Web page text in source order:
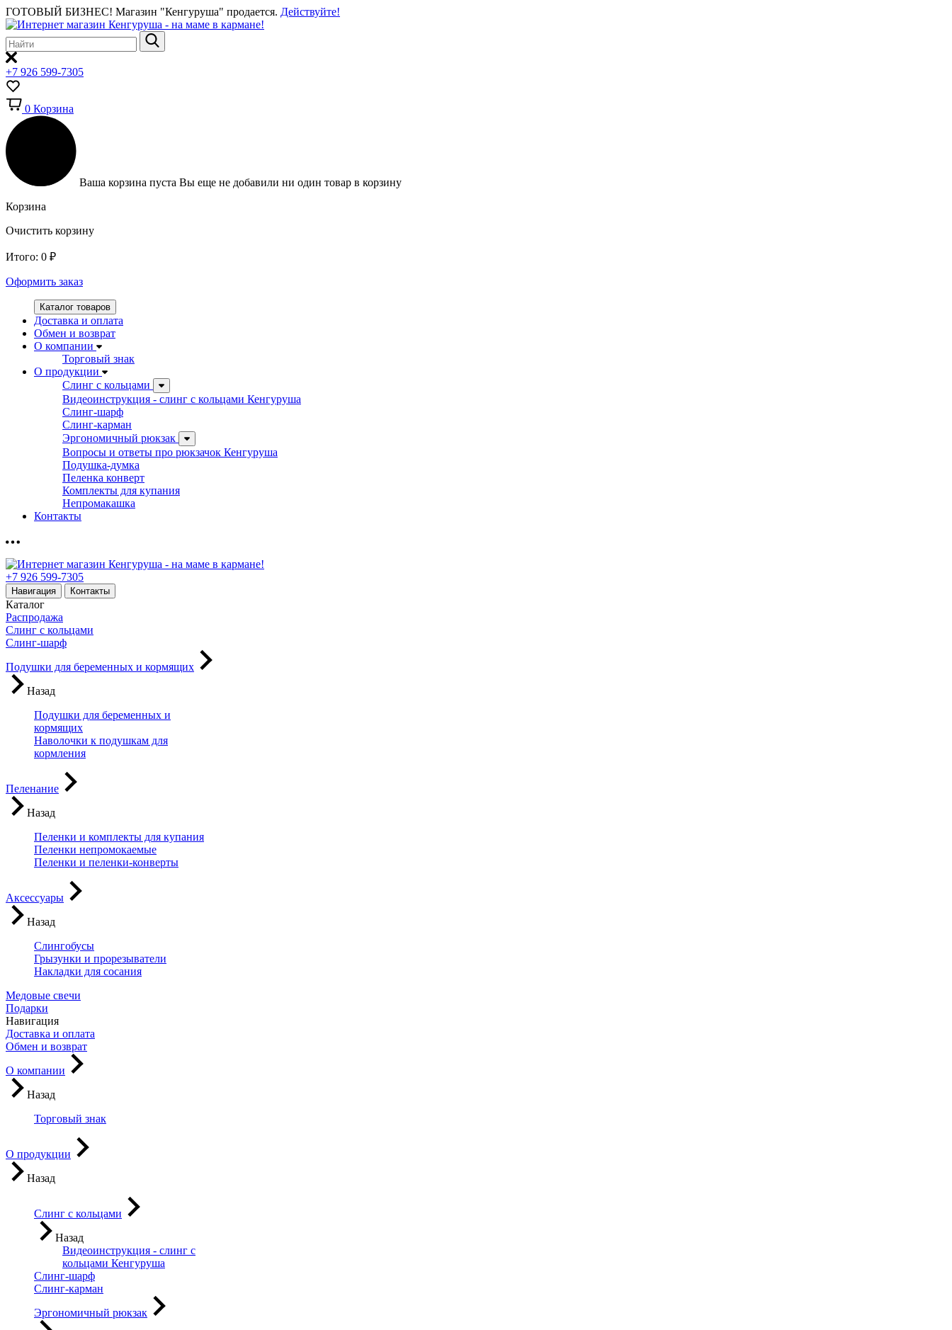
ГОТОВЫЙ БИЗНЕС! Магазин "Кенгуруша" продается. Действуйте!
+7 926 599-7305
0 Корзина
Ваша корзина пуста Вы еще не добавили ни один товар в корзину
Корзина
Очистить корзину
Итого: 0 ₽
Оформить заказ
Каталог товаров
Доставка и оплата
Обмен и возврат
О компании
Торговый знак
О продукции
Слинг с кольцами
Видеоинструкция - слинг с кольцами Кенгуруша
Слинг-шарф
Слинг-карман
Эргономичный рюкзак
Вопросы и ответы про рюкзачок Кенгуруша
Подушка-думка
Пеленка конверт
Комплекты для купания
Непромакашка
Контакты
+7 926 599-7305
Навигация Контакты
Каталог
Распродажа
Слинг с кольцами
Слинг-шарф
Подушки для беременных и кормящих
Назад
Подушки для беременных и
кормящих
Наволочки к подушкам для
кормления
Пеленание
Назад
Пеленки и комплекты для купания
Пеленки непромокаемые
Пеленки и пеленки-конверты
Аксессуары
Назад
Слингобусы
Грызунки и прорезыватели
Накладки для сосания
Медовые свечи
Подарки
Навигация
Доставка и оплата
Обмен и возврат
О компании
Назад
Торговый знак
О продукции
Назад
Слинг с кольцами
Назад
Видеоинструкция - слинг с
кольцами Кенгуруша
Слинг-шарф
Слинг-карман
Эргономичный рюкзак